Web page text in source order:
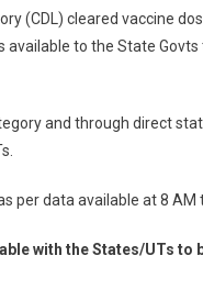
(CDL) cleared vaccine
available to the State
and through direct
per data available at 8 AM
with the States/UTs to